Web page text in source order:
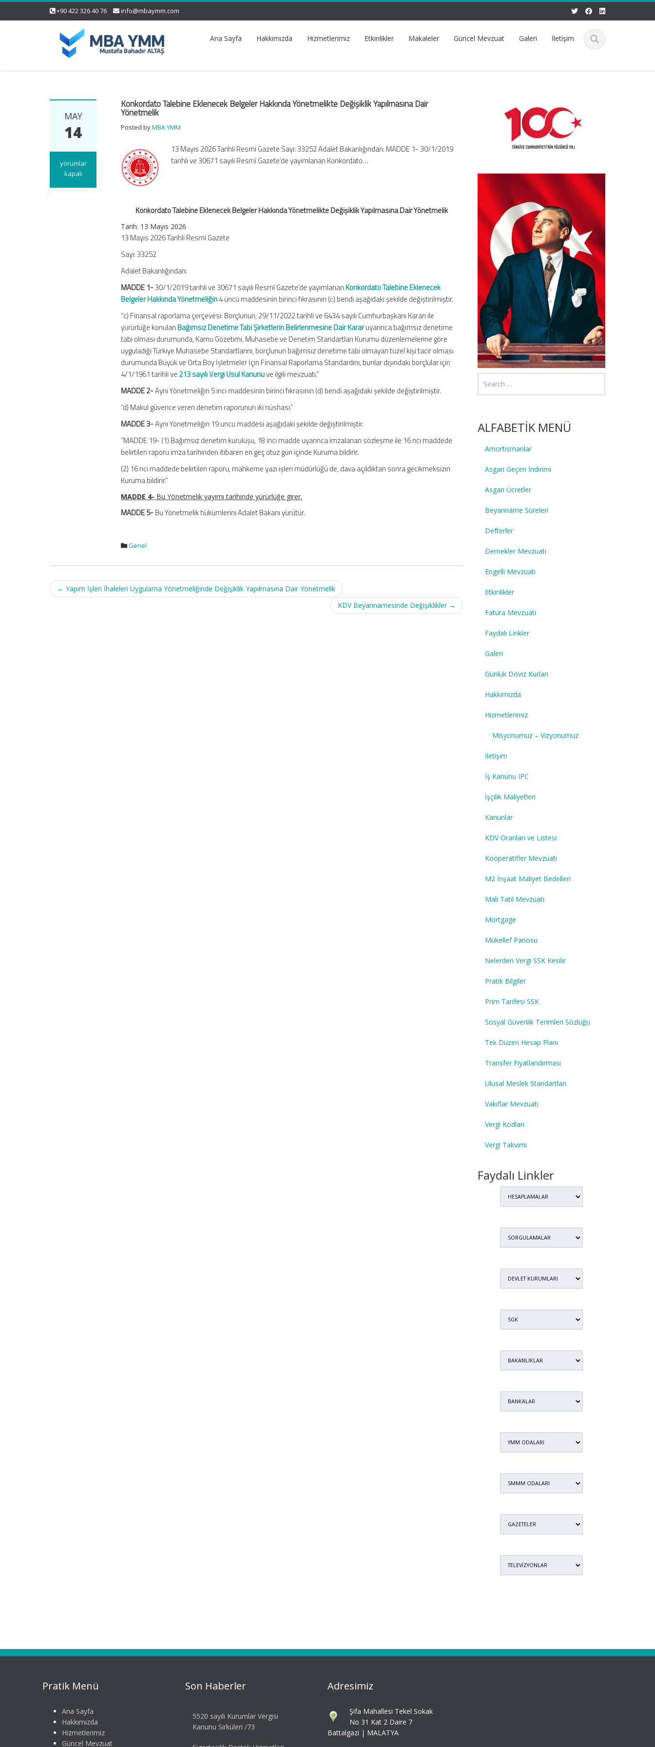
+90 422 326 40 76 info@mbaymm.com
Ana Sayfa Hakkımızda Hizmetlerimiz Etkinlikler Makaleler Güncel Mevzuat Galeri İletişim
MAY
14
Konkordato
Talebine
yorumlar
kapalı
Konkordato Talebine Eklenecek Belgeler Hakkında Yönetmelikte Değişiklik Yapılmasına Dair
Yönetmelik
Posted byMBA YMM
13 Mayıs 2026 Tarihli Resmi Gazete Sayı: 33252 Adalet Bakanlığından: MADDE 1- 30/1/2019
tarihli ve 30671 sayılı Resmî Gazete’de yayımlanan Konkordato…
Konkordato Talebine Eklenecek Belgeler Hakkında Yönetmelikte Değişiklik Yapılmasına Dair Yönetmelik
Tarih: 13 Mayıs 2026
13 Mayıs 2026 Tarihli Resmi Gazete
Sayı: 33252
Adalet Bakanlığından:
MADDE 1-30/1/2019 tarihli ve 30671 sayılı Resmî Gazete’de yayımlanan Konkordato Talebine Eklenecek
Belgeler Hakkında Yönetmeliğin4 üncü maddesinin birinci fıkrasının (c) bendi aşağıdaki şekilde değiştirilmiştir.
“c) Finansal raporlama çerçevesi: Borçlunun, 29/11/2022 tarihli ve 6434 sayılı Cumhurbaşkanı Kararı ile
yürürlüğe konulan Bağımsız Denetime Tabi Şirketlerin Belirlenmesine Dair Kararuyarınca bağımsız denetime
tabi olması durumunda, Kamu Gözetimi, Muhasebe ve Denetim Standartları Kurumu düzenlemelerine göre
uyguladığı Türkiye Muhasebe Standartlarını, borçlunun bağımsız denetime tabi olmayan tüzel kişi tacir olması
durumunda Büyük ve Orta Boy İşletmeler İçin Finansal Raporlama Standardını, bunlar dışındaki borçlular için
4/1/1961 tarihli ve 213 sayılı Vergi Usul Kanunuve ilgili mevzuatı,”
MADDE 2-Aynı Yönetmeliğin 5 inci maddesinin birinci fıkrasının (d) bendi aşağıdaki şekilde değiştirilmiştir.
“d) Makul güvence veren denetim raporunun iki nüshası.”
MADDE 3-Aynı Yönetmeliğin 19 uncu maddesi aşağıdaki şekilde değiştirilmiştir.
“MADDE 19- (1) Bağımsız denetim kuruluşu, 18 inci madde uyarınca imzalanan sözleşme ile 16 ncı maddede
belirtilen raporu imza tarihinden itibaren en geç otuz gün içinde Kuruma bildirir.
(2) 16 ncı maddede belirtilen raporu, mahkeme yazı işleri müdürlüğü de, dava açıldıktan sonra gecikmeksizin
Kuruma bildirir.”
MADDE 4- Bu Yönetmelik yayımı tarihinde yürürlüğe girer.
MADDE 5-Bu Yönetmelik hükümlerini Adalet Bakanı yürütür.
Genel
Post
navigation
← Yapım İşleri İhaleleri Uygulama Yönetmeliğinde Değişiklik Yapılmasına Dair Yönetmelik
KDV Beyannamesinde Değişiklikler →
ALFABETİK MENÜ
Amortismanlar
Asgari Geçim İndirimi
Asgari Ücretler
Beyanname Süreleri
Defterler
Dernekler Mevzuatı
Engelli Mevzuatı
Etkinlikler
Fatura Mevzuatı
Faydalı Linkler
Galeri
Günlük Döviz Kurları
Hakkımızda
Hizmetlerimiz
Misyonumuz – Vizyonumuz
İletişim
İş Kanunu IPC
İşçilik Maliyetleri
Kanunlar
KDV Oranları ve Listesi
Kooperatifler Mevzuatı
M2 İnşaat Maliyet Bedelleri
Mali Tatil Mevzuatı
Mortgage
Mükellef Panosu
Nelerden Vergi SSK Kesilir
Pratik Bilgiler
Prim Tarifesi SSK
Sosyal Güvenlik Terimleri Sözlüğü
Tek Düzen Hesap Planı
Transfer Fiyatlandırması
Ulusal Meslek Standartları
Vakıflar Mevzuatı
Vergi Kodları
Vergi Takvimi
Faydalı Linkler
Pratik Menü
Ana Sayfa
Hakkımızda
Hizmetlerimiz
Güncel Mevzuat
Son Haberler
5520 sayılı Kurumlar Vergisi
Kanunu Sirküleri /73
Adresimiz
Şifa Mahallesi Tekel Sokak
No 31 Kat 2 Daire 7
Battalgazi | MALATYA